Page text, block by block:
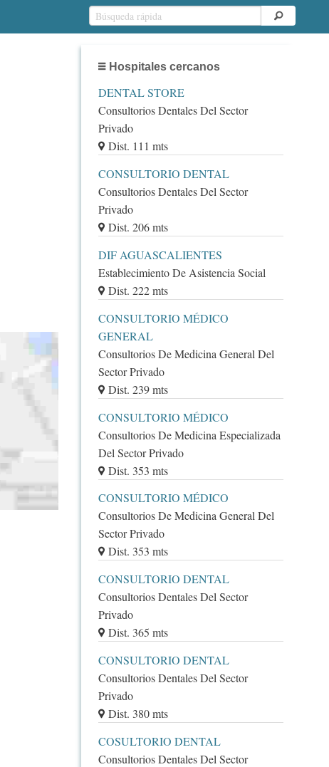
Hospitales cercanos
DENTAL STORE
Consultorios Dentales Del Sector
Privado
Dist. 111 mts
CONSULTORIO DENTAL
Consultorios Dentales Del Sector
Privado
Dist. 206 mts
DIF AGUASCALIENTES
Establecimiento De Asistencia Social
Dist. 222 mts
CONSULTORIO MÉDICO
GENERAL
Consultorios De Medicina General Del
Sector Privado
Dist. 239 mts
CONSULTORIO MÉDICO
Consultorios De Medicina Especializada
Del Sector Privado
Dist. 353 mts
CONSULTORIO MÉDICO
Consultorios De Medicina General Del
Sector Privado
Dist. 353 mts
CONSULTORIO DENTAL
Consultorios Dentales Del Sector
Privado
Dist. 365 mts
CONSULTORIO DENTAL
Consultorios Dentales Del Sector
Privado
Dist. 380 mts
COSULTORIO DENTAL
Consultorios Dentales Del Sector